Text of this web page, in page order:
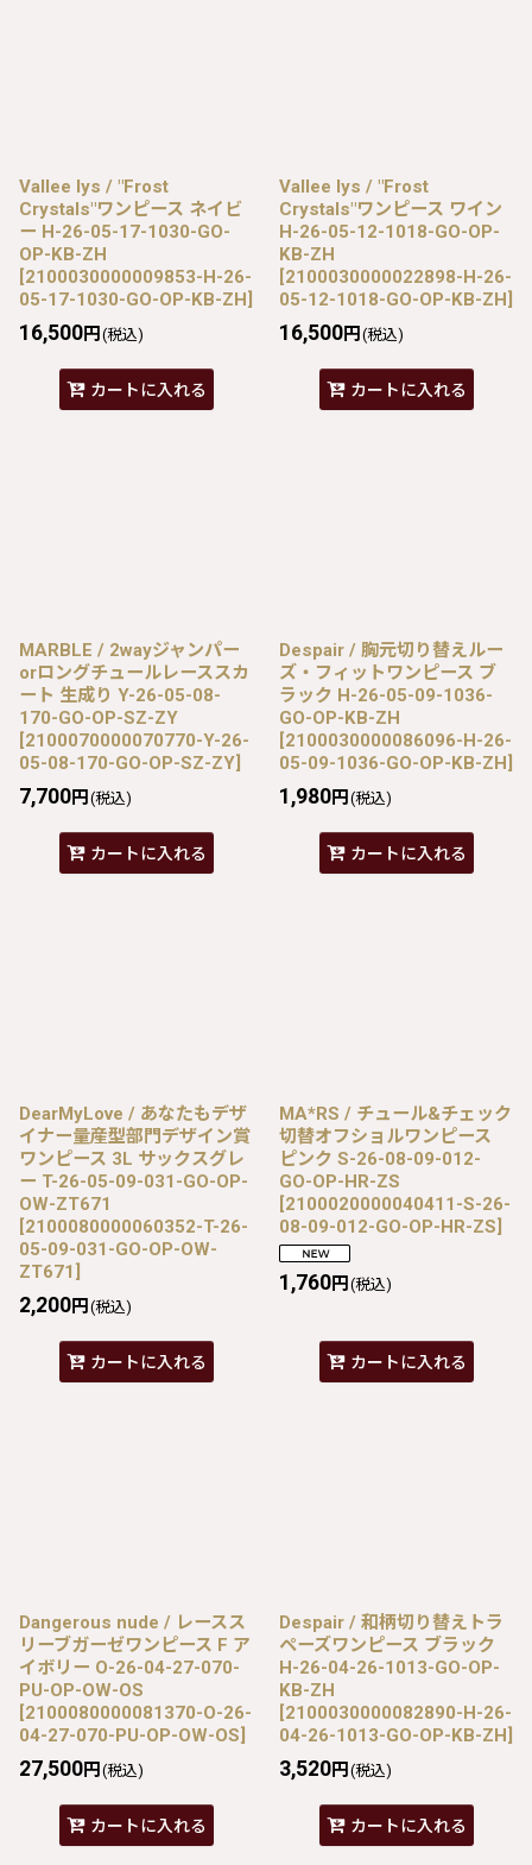
Vallee lys / "Frost
Crystals"ワンピース ネイビ
ー H-26-05-17-1030-GO-
OP-KB-ZH
[2100030000009853-H-26-
05-17-1030-GO-OP-KB-ZH]
16,500円 (税込)
カートに入れる
Vallee lys / "Frost
Crystals"ワンピース ワイン
H-26-05-12-1018-GO-OP-
KB-ZH
[2100030000022898-H-26-
05-12-1018-GO-OP-KB-ZH]
16,500円 (税込)
カートに入れる
MARBLE / 2wayジャンパー
orロングチュールレーススカ
ート 生成り Y-26-05-08-
170-GO-OP-SZ-ZY
[2100070000070770-Y-26-
05-08-170-GO-OP-SZ-ZY]
7,700円 (税込)
カートに入れる
Despair / 胸元切り替えルー
ズ・フィットワンピース ブ
ラック H-26-05-09-1036-
GO-OP-KB-ZH
[2100030000086096-H-26-
05-09-1036-GO-OP-KB-ZH]
1,980円 (税込)
カートに入れる
DearMyLove / あなたもデザ
イナー量産型部門デザイン賞
ワンピース 3L サックスグレ
ー T-26-05-09-031-GO-OP-
OW-ZT671
[2100080000060352-T-26-
05-09-031-GO-OP-OW-
ZT671 ]
2,200円 (税込)
カートに入れる
MA*RS / チュール&チェック
切替オフショルワンピース
ピンク S-26-08-09-012-
GO-OP-HR-ZS
[2100020000040411-S-26-
08-09-012-GO-OP-HR-ZS]
1,760円 (税込)
カートに入れる
Dangerous nude / レースス
リーブガーゼワンピース F ア
イボリー O-26-04-27-070-
PU-OP-OW-OS
[2100080000081370-O-26-
04-27-070-PU-OP-OW-OS]
27,500円 (税込)
カートに入れる
Despair / 和柄切り替えトラ
ペーズワンピース ブラック
H-26-04-26-1013-GO-OP-
KB-ZH
[2100030000082890-H-26-
04-26-1013-GO-OP-KB-ZH]
3,520円 (税込)
カートに入れる